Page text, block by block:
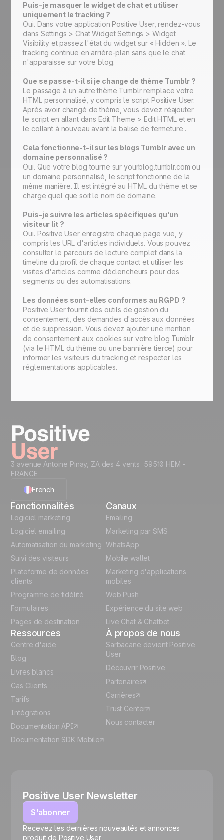
🍪
Puis-je masquer le widget de chat et utiliser
uniquement le tracking ?
Oui. Dans votre application Positive User, rendez-vous
dans Settings > Chat Widget Settings > Widget
Visibility et passez l'état du widget sur « Hidden ». Le
tracking continue en arrière-plan sans que le chat
n'apparaisse sur votre blog.
Que se passe-t-il si je change de thème Tumblr ?
Le passage à un autre thème Tumblr remplace votre
HTML personnalisé, y compris le script Positive User.
Après avoir changé de thème, vous devez réajouter
le script en allant dans Edit Theme > Edit HTML et en
le collant à nouveau avant la balise de fermeture .
Cela fonctionne-t-il sur les blogs Tumblr avec un
domaine personnalisé ?
Oui. Que votre blog tourne sur yourblog.tumblr.com ou
un domaine personnalisé, le script fonctionne de la
même manière. Il est intégré au HTML du thème et se
charge quel que soit le nom de domaine.
Puis-je suivre les articles spécifiques qu'un
visiteur lit ?
Oui. Positive User enregistre chaque page vue, y
compris les URL d'articles individuels. Vous pouvez
consulter le parcours de lecture complet dans la
timeline du profil de chaque contact et utiliser les
visites d'articles comme déclencheurs pour des
segments ou des automatisations.
Les données sont-elles conformes au RGPD ?
Positive User fournit des outils de gestion du
consentement, des demandes d'accès aux données
et de suppression. Vous devez ajouter une mention
de consentement aux cookies sur votre blog Tumblr
(via le HTML du thème ou une bannière tierce) pour
informer les visiteurs du tracking et respecter les
réglementations applicables.
3 avenue Antoine Pinay, ZA des 4 vents 59510 HEM -
FRANCE
French
English
German
Italian
Fonctionnalités
Logiciel marketing
Logiciel emailing
Automatisation du marketing
Suivi des visiteurs
Plateforme de données
clients
Programme de fidélité
Formulaires
Pages de destination
Canaux
Emailing
Marketing par SMS
WhatsApp
Mobile wallet
Marketing d'applications
mobiles
Web Push
Expérience du site web
Live Chat & Chatbot
Ressources
Centre d'aide
Blog
Livres blancs
Cas Clients
Tarifs
Intégrations
Documentation API
Documentation SDK Mobile
À propos de nous
Sarbacane devient Positive
User
Découvrir Positive
Partenaires
Carrières
Trust Center
Nous contacter
Positive User Newsletter
S'abonner
Recevez les dernières nouveautés et annonces
produit de Positive User